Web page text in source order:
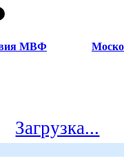
МВФ
Загрузка...